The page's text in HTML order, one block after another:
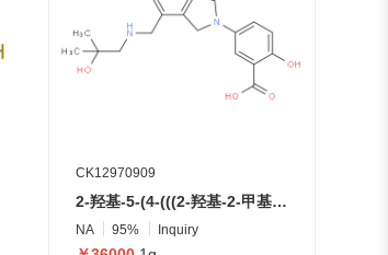
CK12970909
2-羟基-5-(4-(((2-羟基-2-甲基丙基)氨基)甲基)异吲哚啉-2-基)苯甲酸
NA 95% Inquiry